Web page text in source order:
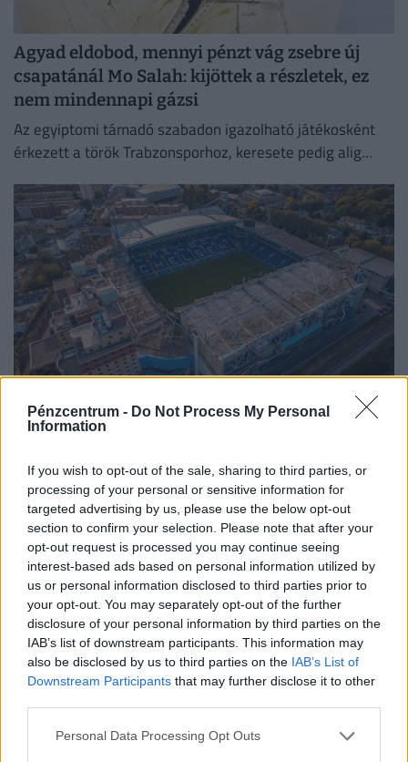
Pénzcentrum - Do Not Process My Personal
Information
If you wish to opt-out of the sale, sharing to third parties, or
processing of your personal or sensitive information for
targeted advertising by us, please use the below opt-out
section to confirm your selection. Please note that after your
opt-out request is processed you may continue seeing
interest-based ads based on personal information utilized by
us or personal information disclosed to third parties prior to
your opt-out. You may separately opt-out of the further
disclosure of your personal information by third parties on the
IAB’s list of downstream participants. This information may
also be disclosed by us to third parties on the IAB’s List of
Downstream Participants that may further disclose it to other
Personal Data Processing Opt Outs
Agyad eldobod, mennyi pénzt vág zsebre új
csapatánál Mo Salah: kijöttek a részletek, ez
nem mindennapi gázsi
Az egyiptomi támadó szabadon igazolható játékosként
érkezett a török Trabzonsporhoz, keresete pedig alig
Nagytakarításba fogtak a Chelsea-nél: főhet
küldenie
Xabi Alonso, a klub új vezetőedzője európai
kupaszereplés nélküli idényre készül, legalább 16
játékostól szeretne megválni.